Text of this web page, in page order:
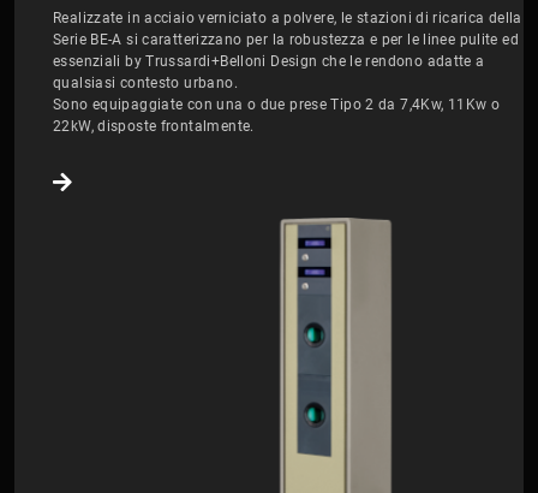
Realizzate in acciaio verniciato a polvere, le stazioni di ricarica della
Serie BE-A si caratterizzano per la robustezza e per le linee pulite ed
essenziali by Trussardi+Belloni Design che le rendono adatte a
qualsiasi contesto urbano.
Sono equipaggiate con una o due prese Tipo 2 da 7,4Kw, 11Kw o
22kW, disposte frontalmente.